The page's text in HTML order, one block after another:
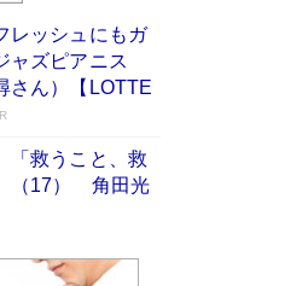
ストセラー］
観ないんだよね
レ朝退社したワケ
る」原作者が抱き
憐憫は描きたくな
たこと（後編） #
レッシュにもガ
ャズピアニス
さん）【LOTTE
「救うこと、救
（17） 角田光